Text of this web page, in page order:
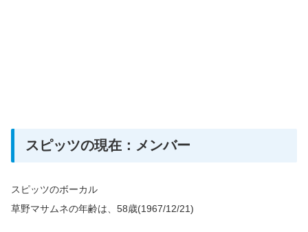
スピッツの現在：メンバー
スピッツのボーカル
草野マサムネの年齢は、58歳(1967/12/21)